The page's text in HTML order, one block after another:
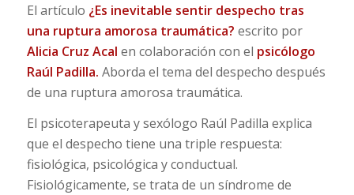
El artículo ¿Es inevitable sentir despecho tras
una ruptura amorosa traumática? escrito por
Alicia Cruz Acal en colaboración con el psicólogo
Raúl Padilla. Aborda el tema del despecho después
de una ruptura amorosa traumática.
El psicoterapeuta y sexólogo Raúl Padilla explica
que el despecho tiene una triple respuesta:
fisiológica, psicológica y conductual.
Fisiológicamente, se trata de un síndrome de